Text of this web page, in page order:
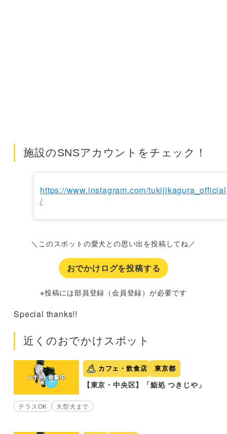
施設のSNSアカウントをチェック！
https://www.instagram.com/tukijikagura_official
/
＼このスポットの愛犬との思い出を投稿してね／
おでかけログを投稿する
※投稿には部員登録（会員登録）が必要です
Special thanks!!
近くのおでかけスポット
カフェ・飲食店 東京都
【東京・中央区】「鮨処 つきじや」
テラスOK 大型犬まで